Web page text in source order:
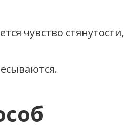
чувство стянутости,